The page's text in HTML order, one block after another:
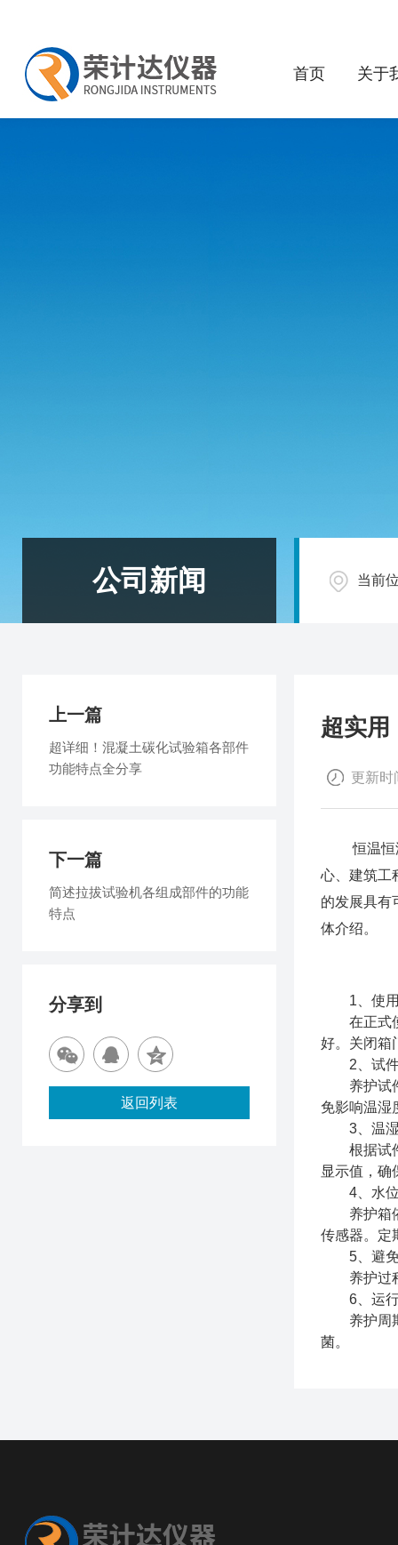
首页 关于
公司新闻 当前
超实用
更新时
恒温恒湿
心、建筑工
的发展具有
体介绍。
1、使用
在正式使
好。关闭箱
2、试件
养护试件
免影响温湿
3、温湿
根据试件
显示值，确
4、水位
养护箱依
传感器。定
5、避免
养护过程
6、运行
养护周期
菌。
上一篇
超详细！混凝土碳化试验箱各部件
功能特点全分享
下一篇
简述拉拔试验机各组成部件的功能
特点
分享到
返回列表